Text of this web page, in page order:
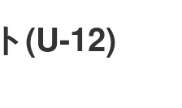
(U-12)